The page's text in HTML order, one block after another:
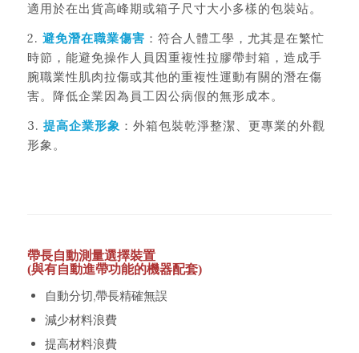
適用於在出貨高峰期或箱子尺寸大小多樣的包裝站。
2. 避免潛在職業傷害 ：符合人體工學，尤其是在繁忙
時節，能避免操作人員因重複性拉膠帶封箱，造成手
腕職業性肌肉拉傷或其他的重複性運動有關的潛在傷
害。降低企業因為員工因公病假的無形成本。
3. 提高企業形象 ：外箱包裝乾淨整潔、更專業的外觀
形象。
帶長自動測量選擇裝置
(與有自動進帶功能的機器配套)
自動分切,帶長精確無誤
減少材料浪費
提高材料浪費